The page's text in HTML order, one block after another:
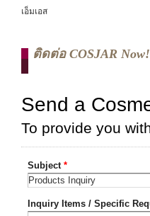
เอ็มเอส
ติดต่อ COSJAR Now!